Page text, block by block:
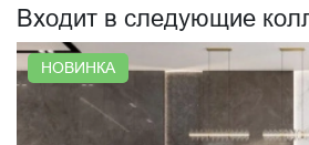
Входит в следующие
НОВИНКА